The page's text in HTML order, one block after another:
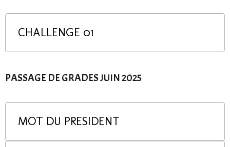
CHALLENGE 01
PASSAGE DE GRADES JUIN 2025
MOT DU PRESIDENT